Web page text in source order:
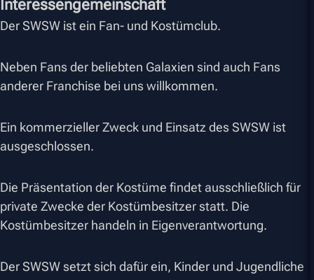
Interessengemeinschaft
Der SWSW ist ein Fan- und Kostümclub.
Neben Fans der beliebten Galaxien sind auch Fans
anderer Franchise bei uns willkommen.
Ein kommerzieller Zweck und Einsatz des SWSW ist
ausgeschlossen.
Die Präsentation der Kostüme findet ausschließlich für
private Zwecke der Kostümbesitzer statt. Die
Kostümbesitzer handeln in Eigenverantwortung.
Der SWSW setzt sich dafür ein, Kinder und Jugendliche